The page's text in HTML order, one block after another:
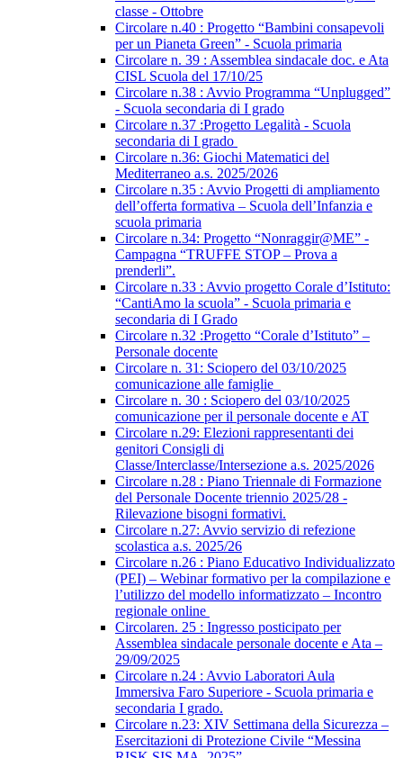
classe - Ottobre
Circolare n.40 : Progetto “Bambini consapevoli
per un Pianeta Green” - Scuola primaria
Circolare n. 39 : Assemblea sindacale doc. e Ata
CISL Scuola del 17/10/25
Circolare n.38 : Avvio Programma “Unplugged”
- Scuola secondaria di I grado
Circolare n.37 :Progetto Legalità - Scuola
secondaria di I grado
Circolare n.36: Giochi Matematici del
Mediterraneo a.s. 2025/2026
Circolare n.35 : Avvio Progetti di ampliamento
dell’offerta formativa – Scuola dell’Infanzia e
scuola primaria
Circolare n.34: Progetto “Nonraggir@ME” -
Campagna “TRUFFE STOP – Prova a
prenderli”.
Circolare n.33 : Avvio progetto Corale d’Istituto:
“CantiAmo la scuola” - Scuola primaria e
secondaria di I Grado
Circolare n.32 :Progetto “Corale d’Istituto” –
Personale docente
Circolare n. 31: Sciopero del 03/10/2025
comunicazione alle famiglie
Circolare n. 30 : Sciopero del 03/10/2025
comunicazione per il personale docente e AT
Circolare n.29: Elezioni rappresentanti dei
genitori Consigli di
Classe/Interclasse/Intersezione a.s. 2025/2026
Circolare n.28 : Piano Triennale di Formazione
del Personale Docente triennio 2025/28 -
Rilevazione bisogni formativi.
Circolare n.27: Avvio servizio di refezione
scolastica a.s. 2025/26
Circolare n.26 : Piano Educativo Individualizzato
(PEI) – Webinar formativo per la compilazione e
l’utilizzo del modello informatizzato – Incontro
regionale online
Circolaren. 25 : Ingresso posticipato per
Assemblea sindacale personale docente e Ata –
29/09/2025
Circolare n.24 : Avvio Laboratori Aula
Immersiva Faro Superiore - Scuola primaria e
secondaria I grado.
Circolare n.23: XIV Settimana della Sicurezza –
Esercitazioni di Protezione Civile “Messina